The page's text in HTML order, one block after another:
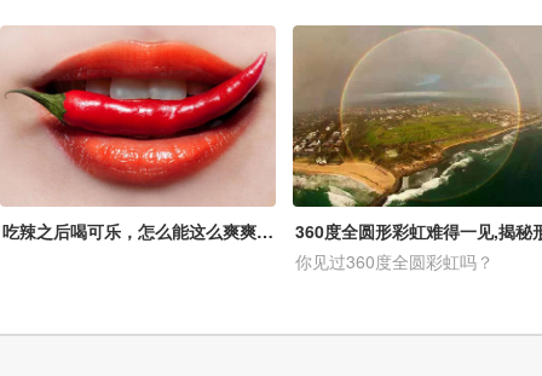
吃辣之后喝可乐，怎么能这么爽爽爽爽爽爽爽！
你见过360度全圆彩虹吗？